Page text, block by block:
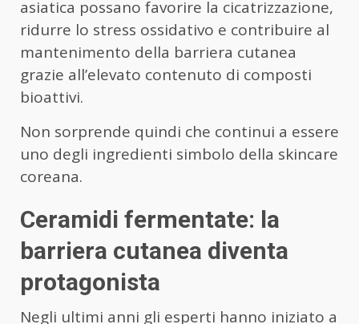
asiatica possano favorire la cicatrizzazione,
ridurre lo stress ossidativo e contribuire al
mantenimento della barriera cutanea
grazie all’elevato contenuto di composti
bioattivi.
Non sorprende quindi che continui a essere
uno degli ingredienti simbolo della skincare
coreana.
Ceramidi fermentate: la
barriera cutanea diventa
protagonista
Negli ultimi anni gli esperti hanno iniziato a